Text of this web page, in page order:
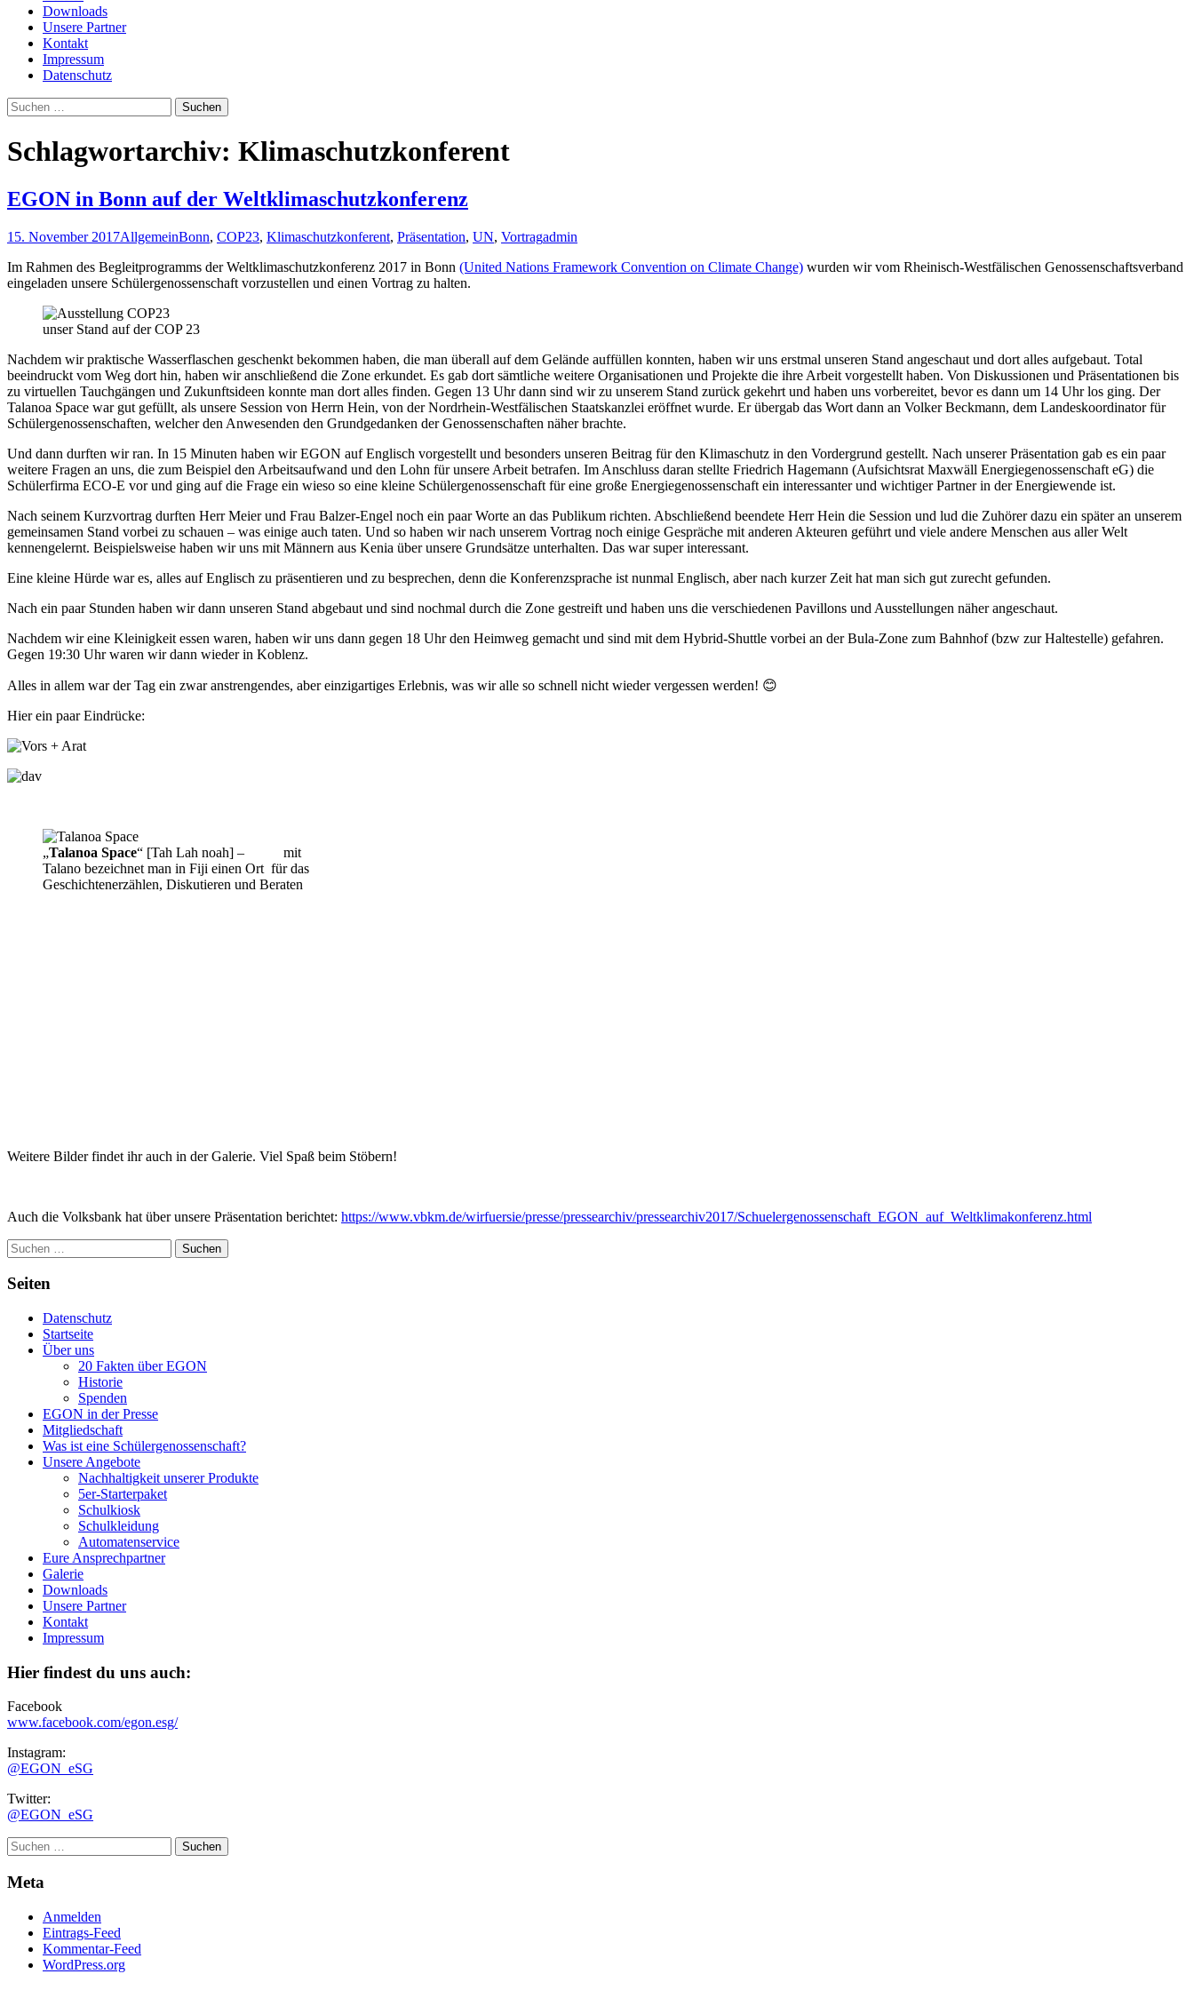
Downloads
Unsere Partner
Kontakt
Impressum
Datenschutz
Suchen
nach:
Schlagwortarchiv: Klimaschutzkonferent
EGON in Bonn auf der Weltklimaschutzkonferenz
15. November 2017AllgemeinBonn, COP23, Klimaschutzkonferent, Präsentation, UN, Vortragadmin
Im Rahmen des Begleitprogramms der Weltklimaschutzkonferenz 2017 in Bonn (United Nations Framework Convention on Climate Change) wurden wir vom Rheinisch-Westfälischen Genossenschaftsverband
eingeladen unsere Schülergenossenschaft vorzustellen und einen Vortrag zu halten.
unser Stand auf der COP 23
Nachdem wir praktische Wasserflaschen geschenkt bekommen haben, die man überall auf dem Gelände auffüllen konnten, haben wir uns erstmal unseren Stand angeschaut und dort alles aufgebaut. Total
beeindruckt vom Weg dort hin, haben wir anschließend die Zone erkundet. Es gab dort sämtliche weitere Organisationen und Projekte die ihre Arbeit vorgestellt haben. Von Diskussionen und Präsentationen bis
zu virtuellen Tauchgängen und Zukunftsideen konnte man dort alles finden. Gegen 13 Uhr dann sind wir zu unserem Stand zurück gekehrt und haben uns vorbereitet, bevor es dann um 14 Uhr los ging. Der
Talanoa Space war gut gefüllt, als unsere Session von Herrn Hein, von der Nordrhein-Westfälischen Staatskanzlei eröffnet wurde. Er übergab das Wort dann an Volker Beckmann, dem Landeskoordinator für
Schülergenossenschaften, welcher den Anwesenden den Grundgedanken der Genossenschaften näher brachte.
Und dann durften wir ran. In 15 Minuten haben wir EGON auf Englisch vorgestellt und besonders unseren Beitrag für den Klimaschutz in den Vordergrund gestellt. Nach unserer Präsentation gab es ein paar
weitere Fragen an uns, die zum Beispiel den Arbeitsaufwand und den Lohn für unsere Arbeit betrafen. Im Anschluss daran stellte Friedrich Hagemann (Aufsichtsrat Maxwäll Energiegenossenschaft eG) die
Schülerfirma ECO-E vor und ging auf die Frage ein wieso so eine kleine Schülergenossenschaft für eine große Energiegenossenschaft ein interessanter und wichtiger Partner in der Energiewende ist.
Nach seinem Kurzvortrag durften Herr Meier und Frau Balzer-Engel noch ein paar Worte an das Publikum richten. Abschließend beendete Herr Hein die Session und lud die Zuhörer dazu ein später an unserem
gemeinsamen Stand vorbei zu schauen – was einige auch taten. Und so haben wir nach unserem Vortrag noch einige Gespräche mit anderen Akteuren geführt und viele andere Menschen aus aller Welt
kennengelernt. Beispielsweise haben wir uns mit Männern aus Kenia über unsere Grundsätze unterhalten. Das war super interessant.
Eine kleine Hürde war es, alles auf Englisch zu präsentieren und zu besprechen, denn die Konferenzsprache ist nunmal Englisch, aber nach kurzer Zeit hat man sich gut zurecht gefunden.
Nach ein paar Stunden haben wir dann unseren Stand abgebaut und sind nochmal durch die Zone gestreift und haben uns die verschiedenen Pavillons und Ausstellungen näher angeschaut.
Nachdem wir eine Kleinigkeit essen waren, haben wir uns dann gegen 18 Uhr den Heimweg gemacht und sind mit dem Hybrid-Shuttle vorbei an der Bula-Zone zum Bahnhof (bzw zur Haltestelle) gefahren.
Gegen 19:30 Uhr waren wir dann wieder in Koblenz.
Alles in allem war der Tag ein zwar anstrengendes, aber einzigartiges Erlebnis, was wir alle so schnell nicht wieder vergessen werden! 😊
Hier ein paar Eindrücke:
„Talanoa Space“ [Tah Lah noah] – mit
Talano bezeichnet man in Fiji einen Ort für das
Geschichtenerzählen, Diskutieren und Beraten
Weitere Bilder findet ihr auch in der Galerie. Viel Spaß beim Stöbern!
Auch die Volksbank hat über unsere Präsentation berichtet: https://www.vbkm.de/wirfuersie/presse/pressearchiv/pressearchiv2017/Schuelergenossenschaft_EGON_auf_Weltklimakonferenz.html
Suchen
nach:
Seiten
Datenschutz
Startseite
Über uns
20 Fakten über EGON
Historie
Spenden
EGON in der Presse
Mitgliedschaft
Was ist eine Schülergenossenschaft?
Unsere Angebote
Nachhaltigkeit unserer Produkte
5er-Starterpaket
Schulkiosk
Schulkleidung
Automatenservice
Eure Ansprechpartner
Galerie
Downloads
Unsere Partner
Kontakt
Impressum
Hier findest du uns auch:
Facebook
www.facebook.com/egon.esg/
Instagram:
@EGON_eSG
Twitter:
@EGON_eSG
Suchen
nach:
Meta
Anmelden
Eintrags-Feed
Kommentar-Feed
WordPress.org